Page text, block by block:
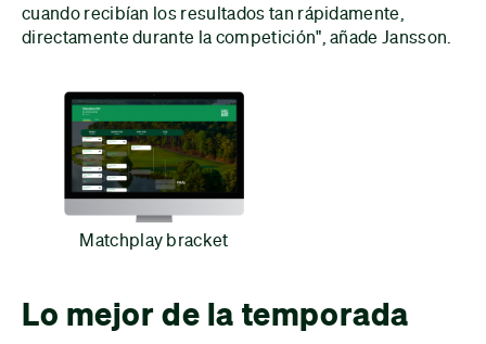
cuando recibían los resultados tan rápidamente,
directamente durante la competición", añade Jansson.
Matchplay bracket
Lo mejor de la temporada